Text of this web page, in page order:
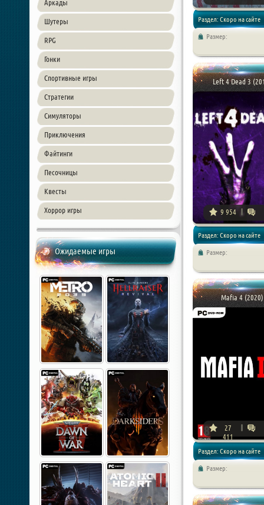
Аркады
Шутеры
RPG
Гонки
Спортивные игры
Стратегии
Симуляторы
Приключения
Файтинги
Песочницы
Квесты
Хоррор игры
Ожидаемые игры
Раздел: Скоро на сайте
Размер:
Left 4 Dead 3
9 954
Раздел: Скоро на сайте
Размер:
Mafia 4 (2020)
27
411
Раздел: Скоро на сайте
Размер: